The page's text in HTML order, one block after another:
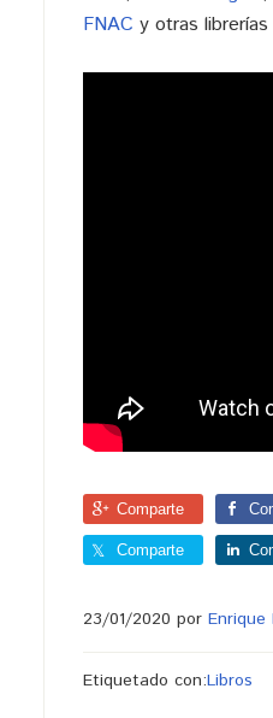
FNAC y otras
Comparte
Comparte
23/01/2020 por Enrique
Etiquetado con:Libros